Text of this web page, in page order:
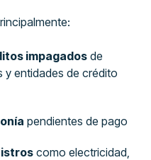
impagados de
y entidades de crédito
pendientes de pago
como electricidad,